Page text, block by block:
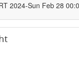
2024-Sun Feb 28